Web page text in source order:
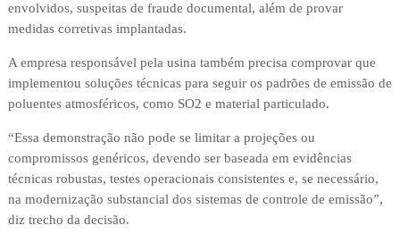
envolvidos, suspeitas de fraude documental, além de provar
medidas corretivas implantadas.
A empresa responsável pela usina também precisa comprovar que
implementou soluções técnicas para seguir os padrões de emissão de
poluentes atmosféricos, como SO2 e material particulado.
“Essa demonstração não pode se limitar a projeções ou
compromissos genéricos, devendo ser baseada em evidências
técnicas robustas, testes operacionais consistentes e, se necessário,
na modernização substancial dos sistemas de controle de emissão”,
diz trecho da decisão.